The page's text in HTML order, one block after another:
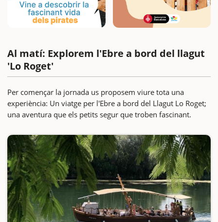
Al matí: Explorem l'Ebre a bord del llagut
'Lo Roget'
Per començar la jornada us proposem viure tota una
experiència: Un viatge per l'Ebre a bord del Llagut Lo Roget;
una aventura que els petits segur que troben fascinant.